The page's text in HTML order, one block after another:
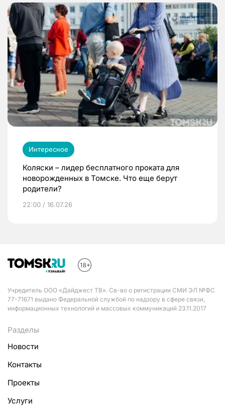
Интересное
Коляски – лидер бесплатного проката для
новорожденных в Томске. Что еще берут
родители?
22:00 / 16.07.26
Учредитель ООО «Дайджест ТВ». Св-во о регистрации СМИ ЭЛ №ФС
77-71671 выдано Федеральной службой по надзору в сфере связи,
информационных технологий и массовых коммуникаций 23.11.2017
Разделы
Новости
Контакты
Проекты
Услуги